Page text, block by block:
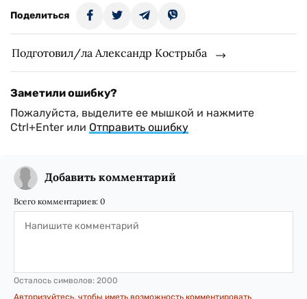
Поделиться
Подготовил/ла Александр Кострыба
Заметили ошибку?
Пожалуйста, выделите ее мышкой и нажмите
Ctrl+Enter или Отправить ошибку
Добавить комментарий
Всего комментариев: 0
Осталось символов: 2000
Авторизуйтесь, чтобы иметь возможность комментировать